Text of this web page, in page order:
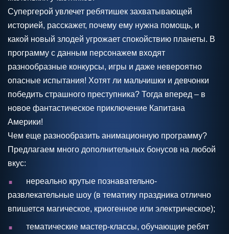
Супергерой увлечет ребятишек захватывающей
историей, расскажет, почему ему нужна помощь, и
какой новый злодей угрожает спокойствию планеты. В
программу с данным персонажем входят
разнообразные конкурсы, игры и даже невероятно
опасные испытания! Хотят ли мальчишки и девчонки
победить страшного преступника? Тогда вперед – в
новое фантастическое приключение Капитана
Америки!
Чем еще разнообразить анимационную программу?
Предлагаем много дополнительных бонусов на любой
вкус:
.
нереально крутые познавательно-
развлекательные шоу (в тематику праздника отлично
впишется магическое, криогенное или электрическое);
.
тематические мастер-классы, обучающие ребят